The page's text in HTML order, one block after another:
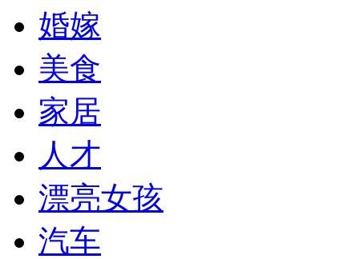
婚嫁
美食
家居
人才
漂亮女孩
汽车